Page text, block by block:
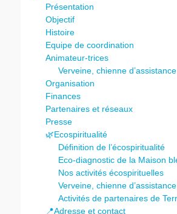
Présentation
Objectif
Histoire
Equipe de coordination
Animateur-trices
Verveine, chienne d’assistance
Organisation
Finances
Partenaires et réseaux
Presse
🌿Ecospiritualité
Définition de l’écospiritualité
Eco-diagnostic de la Maison
Nos activités écospirituelles
Verveine, chienne d’assistance
Activités de partenaires de
📍Adresse et contact